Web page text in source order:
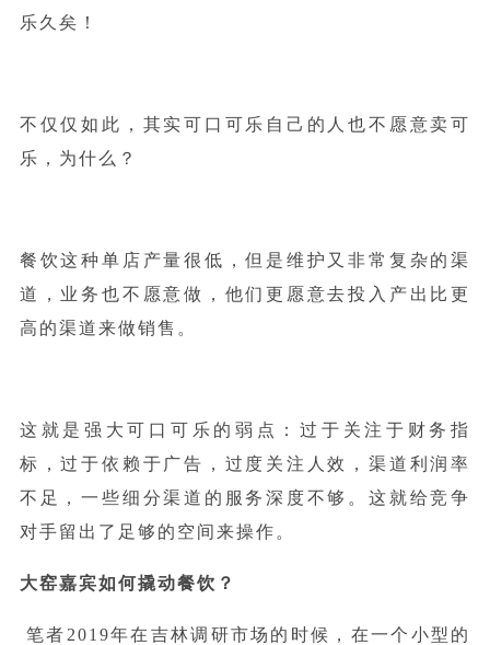
乐久矣！
不仅仅如此，其实可口可乐自己的人也不愿意卖可
乐，为什么？
餐饮这种单店产量很低，但是维护又非常复杂的渠
道，业务也不愿意做，他们更愿意去投入产出比更
高的渠道来做销售。
这就是强大可口可乐的弱点：过于关注于财务指
标，过于依赖于广告，过度关注人效，渠道利润率
不足，一些细分渠道的服务深度不够。这就给竞争
对手留出了足够的空间来操作。
大窑嘉宾如何撬动餐饮？
笔者2019年在 吉林调研市场的时候，在一个小型的